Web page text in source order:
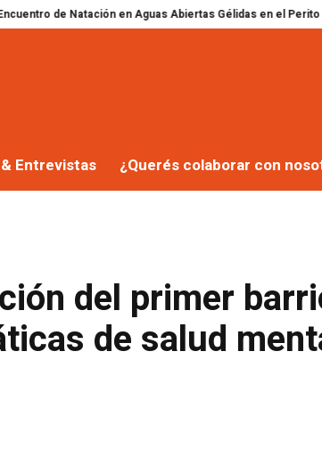
en Aguas Abiertas Gélidas en el Perito Moreno
Entrevistas ¿Querés colaborar con
del primer
de salud